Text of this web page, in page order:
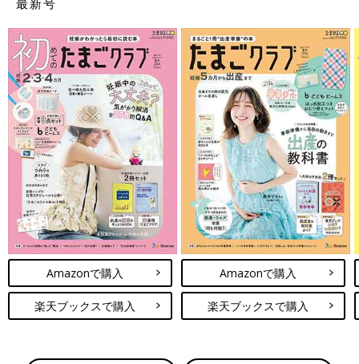
最新号
Amazonで購入
楽天ブックスで購入
Amazonで購入
楽天ブックスで購入